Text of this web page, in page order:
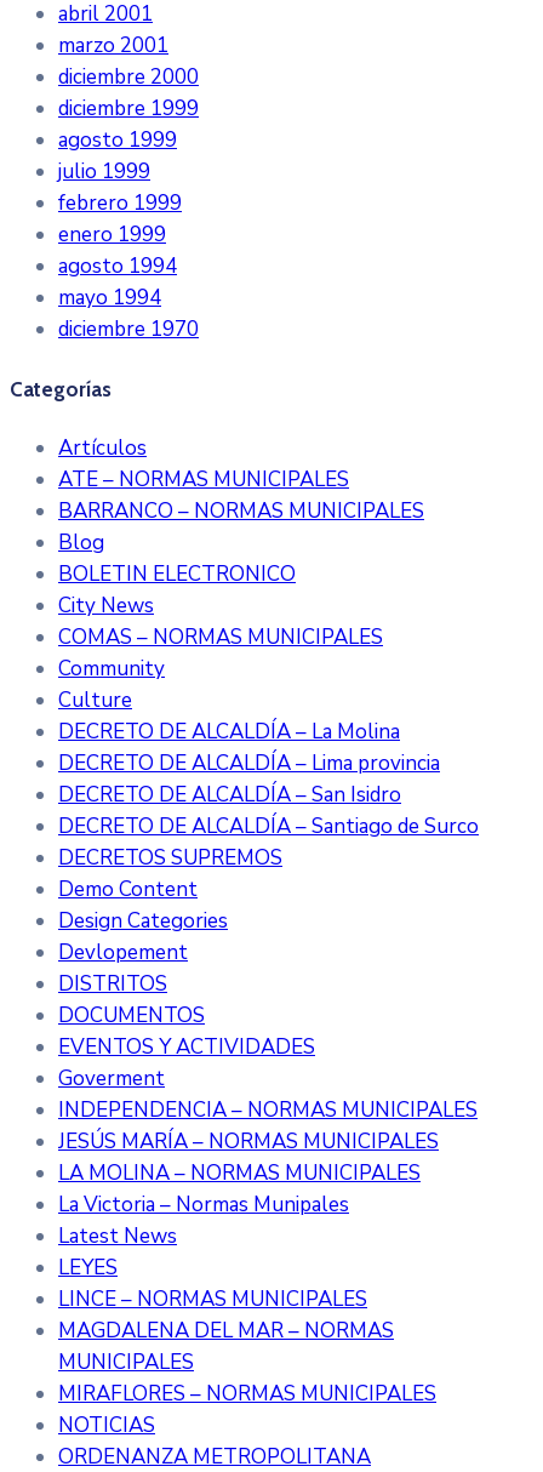
abril 2001
marzo 2001
diciembre 2000
diciembre 1999
agosto 1999
julio 1999
febrero 1999
enero 1999
agosto 1994
mayo 1994
diciembre 1970
Categorías
Artículos
ATE – NORMAS MUNICIPALES
BARRANCO – NORMAS MUNICIPALES
Blog
BOLETIN ELECTRONICO
City News
COMAS – NORMAS MUNICIPALES
Community
Culture
DECRETO DE ALCALDÍA – La Molina
DECRETO DE ALCALDÍA – Lima provincia
DECRETO DE ALCALDÍA – San Isidro
DECRETO DE ALCALDÍA – Santiago de Surco
DECRETOS SUPREMOS
Demo Content
Design Categories
Devlopement
DISTRITOS
DOCUMENTOS
EVENTOS Y ACTIVIDADES
Goverment
INDEPENDENCIA – NORMAS MUNICIPALES
JESÚS MARÍA – NORMAS MUNICIPALES
LA MOLINA – NORMAS MUNICIPALES
La Victoria – Normas Munipales
Latest News
LEYES
LINCE – NORMAS MUNICIPALES
MAGDALENA DEL MAR – NORMAS
MUNICIPALES
MIRAFLORES – NORMAS MUNICIPALES
NOTICIAS
ORDENANZA METROPOLITANA